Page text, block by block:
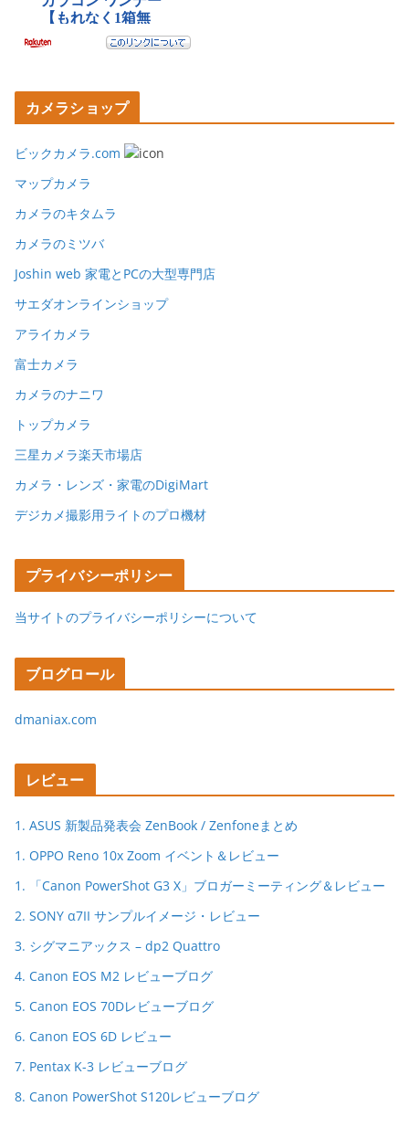
カメラショップ
ビックカメラ.com
マップカメラ
カメラのキタムラ
カメラのミツバ
Joshin web 家電とPCの大型専門店
サエダオンラインショップ
アライカメラ
富士カメラ
カメラのナニワ
トップカメラ
三星カメラ楽天市場店
カメラ・レンズ・家電のDigiMart
デジカメ撮影用ライトのプロ機材
プライバシーポリシー
当サイトのプライバシーポリシーについて
ブログロール
dmaniax.com
レビュー
1. ASUS 新製品発表会 ZenBook / Zenfoneまとめ
1. OPPO Reno 10x Zoom イベント＆レビュー
1. 「Canon PowerShot G3 X」ブロガーミーティング＆レビュー
2. SONY α7II サンプルイメージ・レビュー
3. シグマニアックス – dp2 Quattro
4. Canon EOS M2 レビューブログ
5. Canon EOS 70Dレビューブログ
6. Canon EOS 6D レビュー
7. Pentax K-3 レビューブログ
8. Canon PowerShot S120レビューブログ